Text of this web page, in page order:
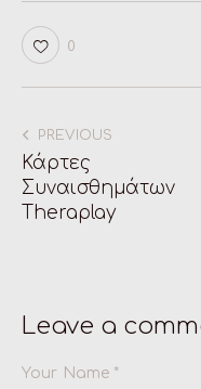
0
PREVIOUS
Κάρτες
Συναισθημάτων
Theraplay
Leave a